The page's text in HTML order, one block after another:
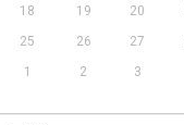
18 19 20
25 26 27
1 2 3